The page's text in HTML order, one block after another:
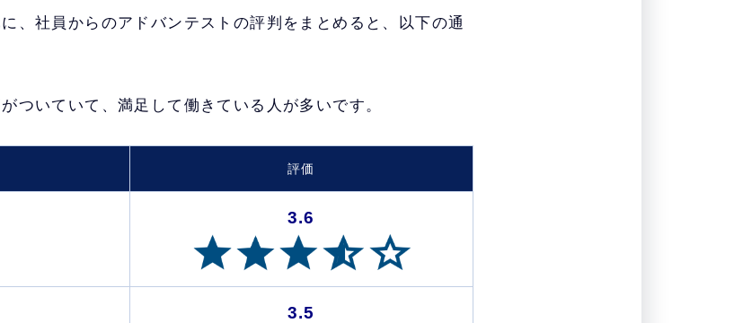
、社員からのアドバンテストの評判をまとめると、以下の通
ついていて、満足して働きている人が多いです。
評価
3.6
3.5